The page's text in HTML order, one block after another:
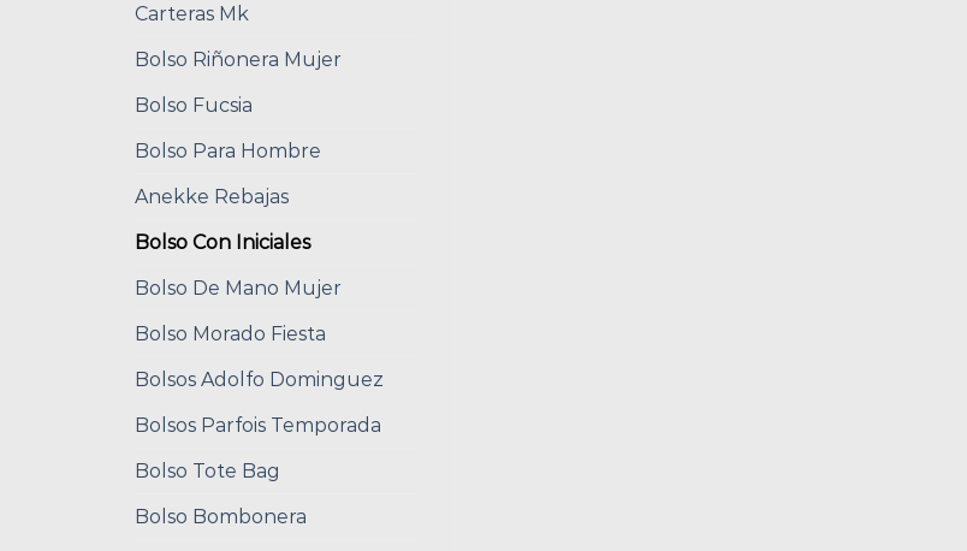
Carteras Mk
Bolso Riñonera Mujer
Bolso Fucsia
Bolso Para Hombre
Anekke Rebajas
Bolso Con Iniciales
Bolso De Mano Mujer
Bolso Morado Fiesta
Bolsos Adolfo Dominguez
Bolsos Parfois Temporada
Bolso Tote Bag
Bolso Bombonera